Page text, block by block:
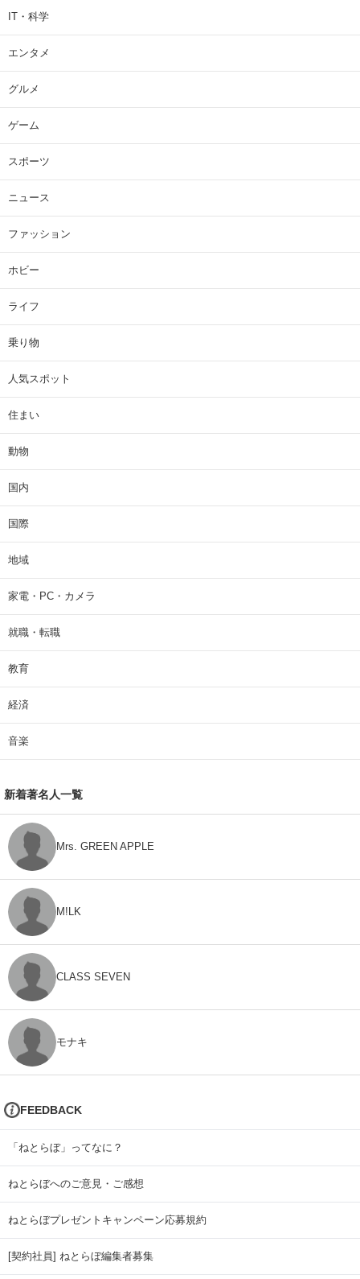
IT・科学
エンタメ
グルメ
ゲーム
スポーツ
ニュース
ファッション
ホビー
ライフ
乗り物
人気スポット
住まい
動物
国内
国際
地域
家電・PC・カメラ
就職・転職
教育
経済
音楽
新着著名人一覧
Mrs. GREEN APPLE
M!LK
CLASS SEVEN
モナキ
FEEDBACK
「ねとらぼ」ってなに？
ねとらぼへのご意見・ご感想
ねとらぼプレゼントキャンペーン応募規約
[契約社員] ねとらぼ編集者募集